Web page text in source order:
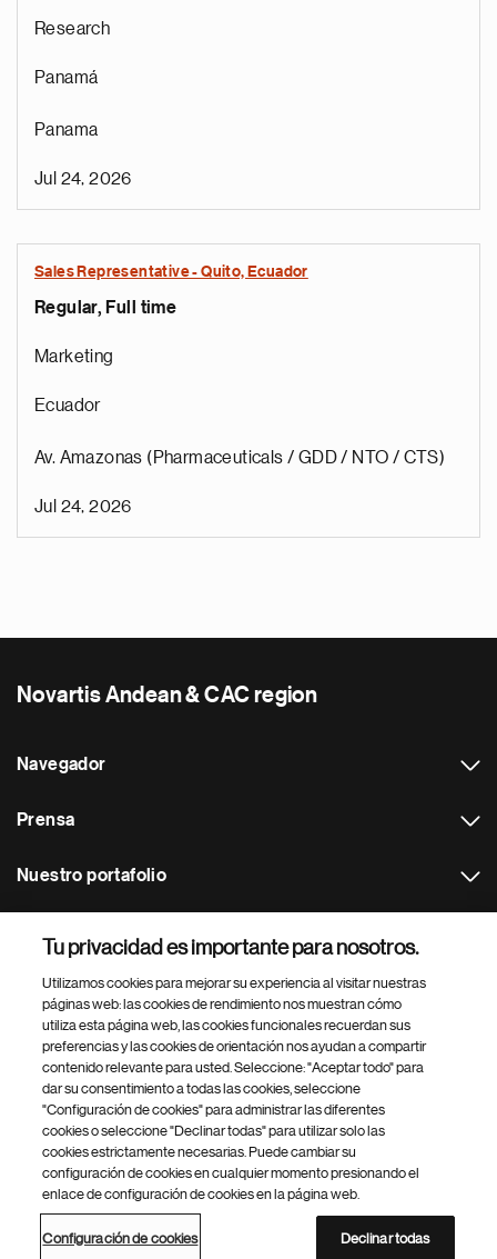
Research
Panamá
Panama
Jul 24, 2026
Sales Representative - Quito, Ecuador
Regular, Full time
Marketing
Ecuador
Av. Amazonas (Pharmaceuticals / GDD / NTO / CTS)
Jul 24, 2026
Novartis Andean & CAC region
Navegador
Prensa
Nuestro portafolio
Footer Site Search
inferior
del
© 2026 Novartis AG
Política de privacidad Términos de uso
Accesibilidad
Configuración de cookies
Mapa del sitio
Tu privacidad es importante para nosotros.
Utilizamos cookies para mejorar su experiencia al visitar nuestras
páginas web: las cookies de rendimiento nos muestran cómo
utiliza esta página web, las cookies funcionales recuerdan sus
preferencias y las cookies de orientación nos ayudan a compartir
contenido relevante para usted. Seleccione: "Aceptar todo" para
dar su consentimiento a todas las cookies, seleccione
"Configuración de cookies" para administrar las diferentes
cookies o seleccione "Declinar todas" para utilizar solo las
cookies estrictamente necesarias. Puede cambiar su
configuración de cookies en cualquier momento presionando el
enlace de configuración de cookies en la página web.
Configuración de cookies Declinar todas